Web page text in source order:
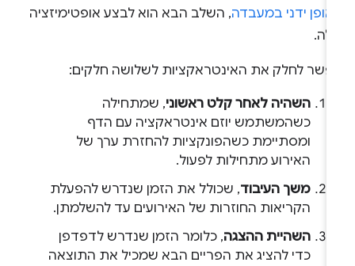
ידני במעבדה, השלב הבא הוא לבצע אופטימיזציה
לחלק את האינטראקציות לשלושה חלקים:
השהיה לאחר קלט ראשוני, שמתחילה
כשהמשתמש יוזם אינטראקציה עם הדף
ומסתיימת כשהפונקציות להחזרת ערך של
האירוע מתחילות לפעול.
משך העיבוד, שכולל את הזמן שנדרש להפעלת
הקריאות החוזרות של האירועים עד להשלמתן.
השהיית ההצגה, כלומר הזמן שנדרש לדפדפן
כדי להציג את הפריים הבא שמכיל את התוצאה